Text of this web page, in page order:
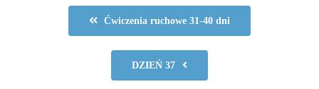
Ćwiczenia ruchowe 31-40 dni
DZIEŃ 37